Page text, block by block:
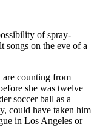
of spray-
songs on the eve of a
are counting from
she was twelve
soccer ball as a
could have taken him
in Los Angeles or